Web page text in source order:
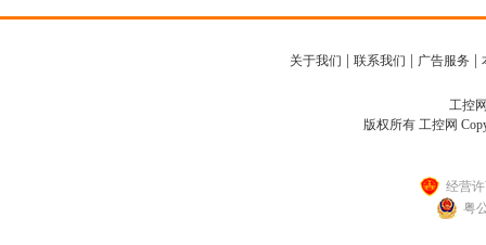
关于我们 联系我们 广告服务
工控
版权所有 工控网
经营
粤